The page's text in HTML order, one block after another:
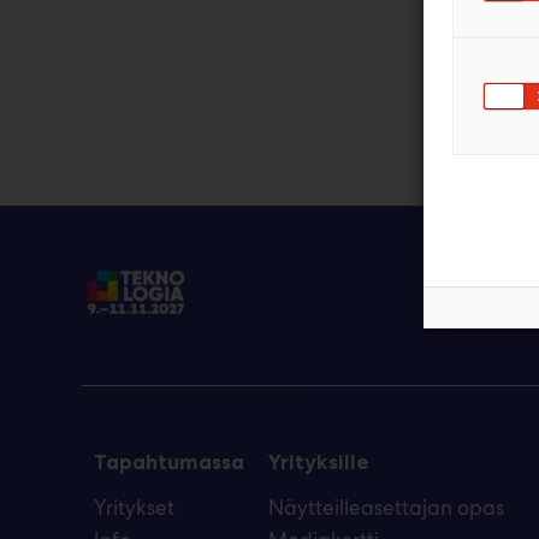
Tapahtumassa
Yritykset
Yrityksille
Näytteilleasettajan opas